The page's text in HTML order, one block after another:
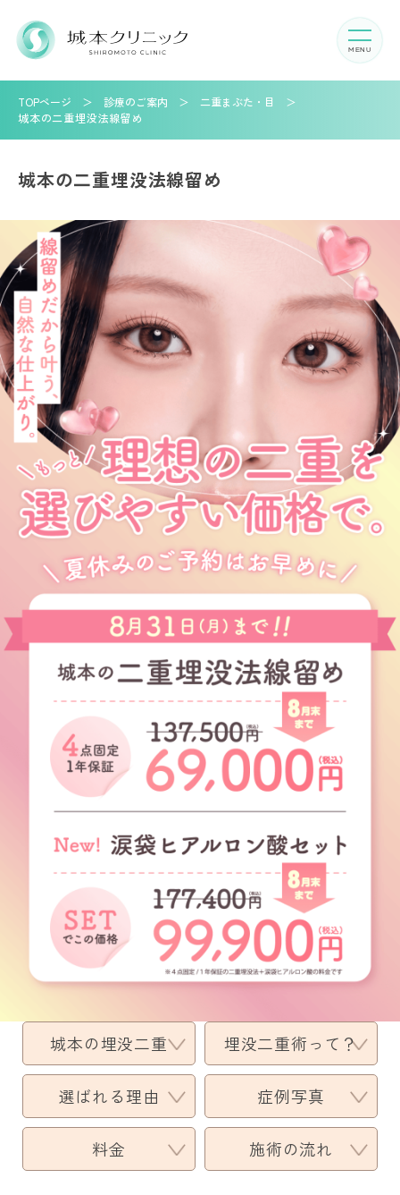
TOPページ 診療のご案内
二重まぶた・目
城本の二重埋没法線留め
城本の二重埋没法線留め
城本の埋没二重 埋没二重術って？
選ばれる理由 症例写真
料金 施術の流れ